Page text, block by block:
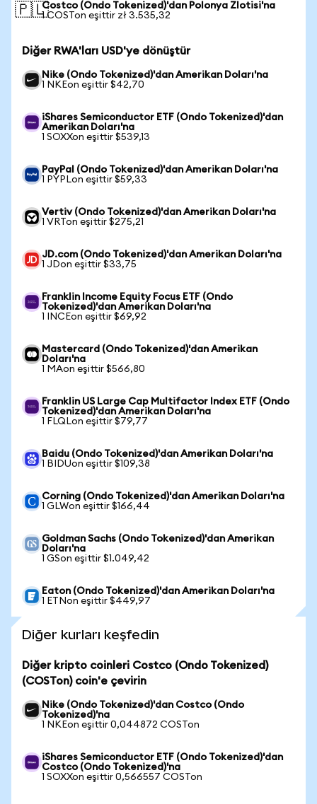
🇵🇱Costco (Ondo Tokenized)'dan Polonya Zlotisi'na
1 COSTon eşittir zł 3.535,32
Diğer RWA'ları USD'ye dönüştür
Nike (Ondo Tokenized)'dan Amerikan Doları'na
1 NKEon eşittir $42,70
iShares Semiconductor ETF (Ondo Tokenized)'dan
Amerikan Doları'na
1 SOXXon eşittir $539,13
PayPal (Ondo Tokenized)'dan Amerikan Doları'na
1 PYPLon eşittir $59,33
Vertiv (Ondo Tokenized)'dan Amerikan Doları'na
1 VRTon eşittir $275,21
JD.com (Ondo Tokenized)'dan Amerikan Doları'na
1 JDon eşittir $33,75
Franklin Income Equity Focus ETF (Ondo
Tokenized)'dan Amerikan Doları'na
1 INCEon eşittir $69,92
Mastercard (Ondo Tokenized)'dan Amerikan
Doları'na
1 MAon eşittir $566,80
Franklin US Large Cap Multifactor Index ETF (Ondo
Tokenized)'dan Amerikan Doları'na
1 FLQLon eşittir $79,77
Baidu (Ondo Tokenized)'dan Amerikan Doları'na
1 BIDUon eşittir $109,38
Corning (Ondo Tokenized)'dan Amerikan Doları'na
1 GLWon eşittir $166,44
Goldman Sachs (Ondo Tokenized)'dan Amerikan
Doları'na
1 GSon eşittir $1.049,42
Eaton (Ondo Tokenized)'dan Amerikan Doları'na
1 ETNon eşittir $449,97
Diğer kurları keşfedin
Diğer kripto coinleri Costco (Ondo Tokenized)
(COSTon) coin'e çevirin
Nike (Ondo Tokenized)'dan Costco (Ondo
Tokenized)'na
1 NKEon eşittir 0,044872 COSTon
iShares Semiconductor ETF (Ondo Tokenized)'dan
Costco (Ondo Tokenized)'na
1 SOXXon eşittir 0,566557 COSTon